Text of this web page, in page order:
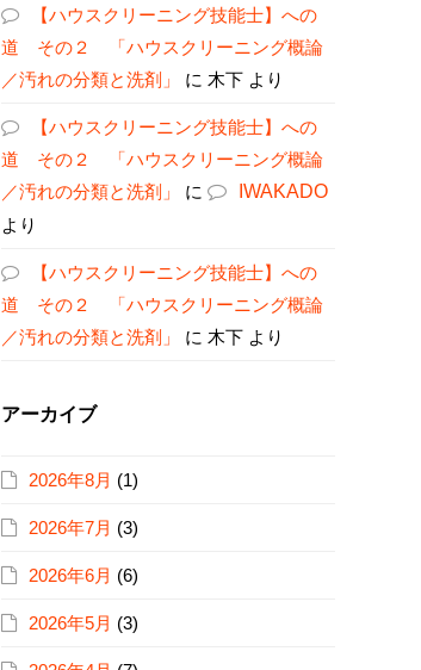
【ハウスクリーニング技能士】への
道 その２ 「ハウスクリーニング概論
／汚れの分類と洗剤」
に 木下 より
【ハウスクリーニング技能士】への
道 その２ 「ハウスクリーニング概論
／汚れの分類と洗剤」
に
IWAKADO
より
【ハウスクリーニング技能士】への
道 その２ 「ハウスクリーニング概論
／汚れの分類と洗剤」
に 木下 より
アーカイブ
2026年8月 (1)
2026年7月 (3)
2026年6月 (6)
2026年5月 (3)